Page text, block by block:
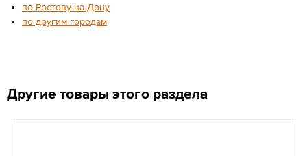
по Ростову-на-Дону
по другим городам
Другие товары этого раздела